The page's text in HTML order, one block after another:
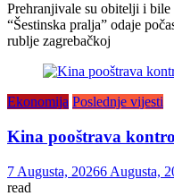
Prehranjivale su obitelji i
“Šestinska pralja” odaje
rublje zagrebačkoj
Ekonomija Poslednje vijesti
Kina pooštrava
7 Augusta, 20266 Augusta,
read